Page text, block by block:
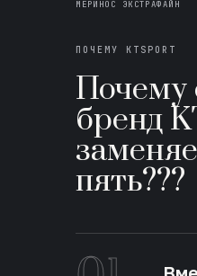
МЕРИНОС ЭКСТРАФАЙН
ПОЧЕМУ KTSPORT
Почему
бренд
пять???